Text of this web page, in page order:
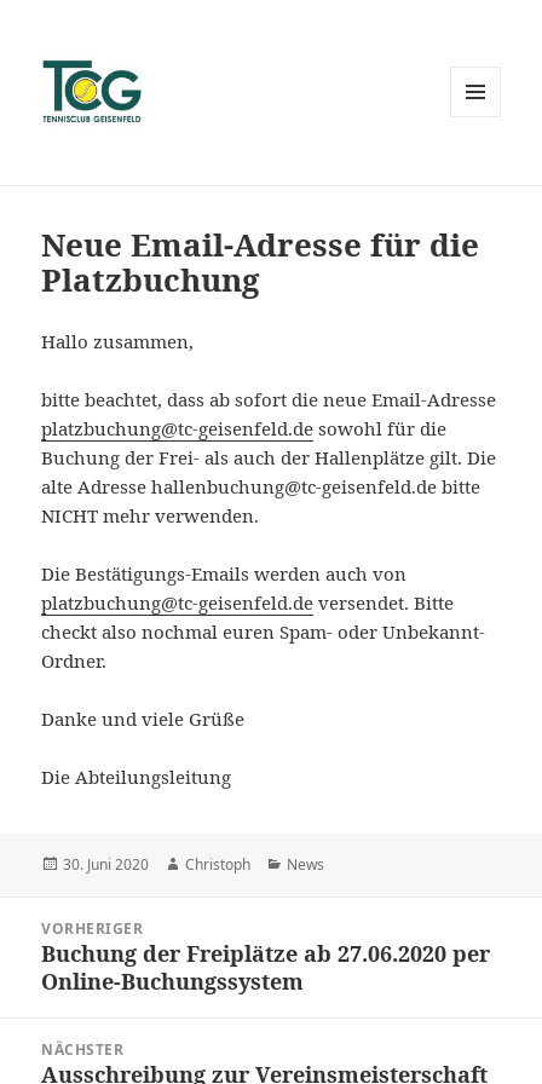
Neue Email-Adresse für die
Platzbuchung
Hallo zusammen,
bitte beachtet, dass ab sofort die neue Email-Adresse
platzbuchung@tc-geisenfeld.de sowohl für die
Buchung der Frei- als auch der Hallenplätze gilt. Die
alte Adresse hallenbuchung@tc-geisenfeld.de bitte
NICHT mehr verwenden.
Die Bestätigungs-Emails werden auch von
platzbuchung@tc-geisenfeld.de versendet. Bitte
checkt also nochmal euren Spam- oder Unbekannt-
Ordner.
Danke und viele Grüße
Die Abteilungsleitung
Veröffentlicht
30. Juni 2020 Autor
Christoph Kategorien
News
VORHERIGER
Vorheriger
Beitrag:
Buchung der Freiplätze ab 27.06.2020 per
Online-Buchungssystem
NÄCHSTER
Nächster
Ausschreibung zur Vereinsmeisterschaft